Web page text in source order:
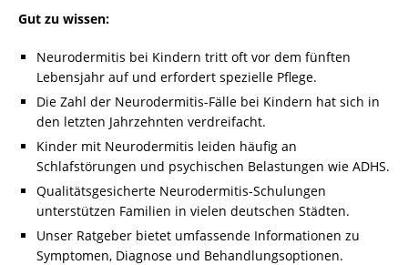
Gut zu wissen:
Neurodermitis bei Kindern tritt oft vor dem fünften
Lebensjahr auf und erfordert spezielle Pflege.
Die Zahl der Neurodermitis-Fälle bei Kindern hat sich in
den letzten Jahrzehnten verdreifacht.
Kinder mit Neurodermitis leiden häufig an
Schlafstörungen und psychischen Belastungen wie ADHS.
Qualitätsgesicherte Neurodermitis-Schulungen
unterstützen Familien in vielen deutschen Städten.
Unser Ratgeber bietet umfassende Informationen zu
Symptomen, Diagnose und Behandlungsoptionen.